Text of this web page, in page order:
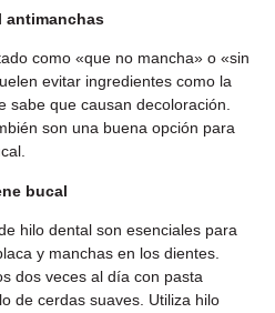
antimanchas
como «que no mancha» o «sin
evitar ingredientes como la
sabe que causan decoloración.
son una buena opción para
bucal
hilo dental son esenciales para
y manchas en los dientes.
dos veces al día con pasta
de cerdas suaves. Utiliza hilo